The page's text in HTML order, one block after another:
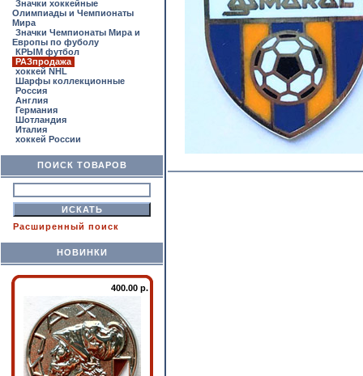
Значки хоккейные
Олимпиады и Чемпионаты
Мира
Значки Чемпионаты Мира и
Европы по фуболу
КРЫМ футбол
РАЗпродажа
хоккей NHL
Шарфы коллекционные
Россия
Англия
Германия
Шотландия
Италия
хоккей России
ПОИСК ТОВАРОВ
Расширенный поиск
НОВИНКИ
400.00 р.